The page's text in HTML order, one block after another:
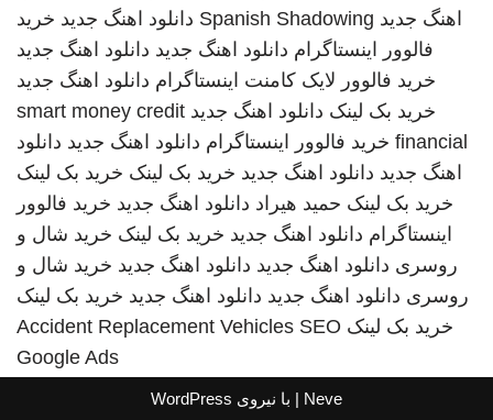
اهنگ جدید Spanish Shadowing دانلود اهنگ جدید خرید
فالوور اینستاگرام دانلود اهنگ جدید دانلود اهنگ جدید
خرید فالوور لایک کامنت اینستاگرام دانلود اهنگ جدید
خرید بک لینک دانلود اهنگ جدید smart money credit
financial خرید فالوور اینستاگرام دانلود اهنگ جدید دانلود
اهنگ جدید دانلود اهنگ جدید خرید بک لینک خرید بک لینک
خرید بک لینک حمید هیراد دانلود اهنگ جدید خرید فالوور
اینستاگرام دانلود اهنگ جدید خرید بک لینک خرید شال و
روسری دانلود اهنگ جدید دانلود اهنگ جدید خرید شال و
روسری دانلود اهنگ جدید دانلود اهنگ جدید خرید بک لینک
خرید بک لینک
Accident Replacement Vehicles SEO
Google Ads
Neve | با نیروی WordPress